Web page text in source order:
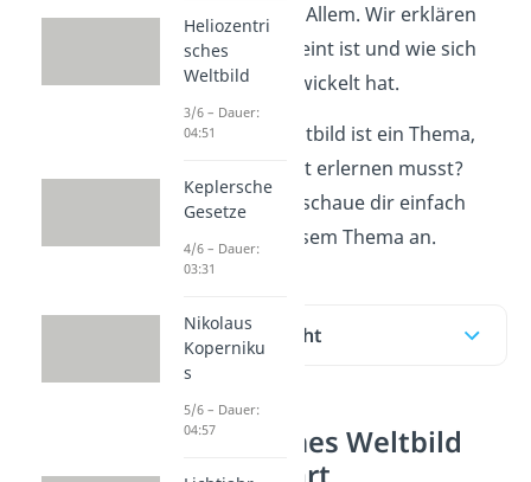
als Mittelpunkt von Allem. Wir erklären
dir, was damit gemeint ist und wie sich
dieses Weltbild entwickelt hat.
Geozentrisches Weltbild ist ein Thema,
das du in kurzer Zeit erlernen musst?
Keine Sorge! Dann schaue dir einfach
Video zu diesem Thema an.
Inhaltsübersicht
Geozentrisches Weltbild
Heliozentri
sches
Weltbild
3/6 – Dauer:
04:51
Keplersche
Gesetze
4/6 – Dauer:
03:31
Nikolaus
Koperniku
s
5/6 – Dauer:
04:57